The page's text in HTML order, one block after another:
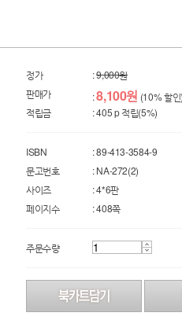
정가 :9,000원
판매가
:8,100원 (10% 할
적립금
: 405 p 적립(5%)
ISBN
: 89-413-3584-9
문고번호
: NA-272(2)
사이즈
: 4*6판
페이지수
: 408쪽
주문수량